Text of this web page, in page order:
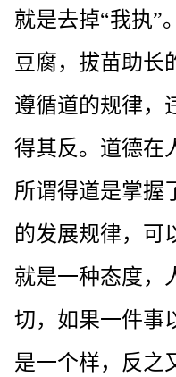
就是去掉“我执”
豆腐，拔苗助长
遵循道的规律，
得其反。道德在
所谓得道是掌握
的发展规律，可
就是一种态度，
切，如果一件事
是一个样，反之